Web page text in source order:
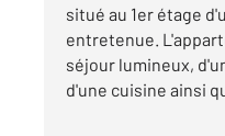
situé au 1er étage
entretenue.
séjour lumineux,
d'une cuisine ainsi